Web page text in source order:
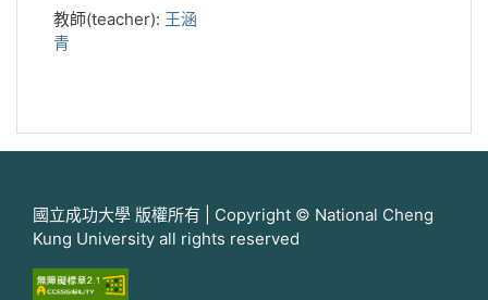
教師(teacher): 王涵
青
國立成功大學 版權所有 | Copyright © National Cheng
Kung University all rights reserved